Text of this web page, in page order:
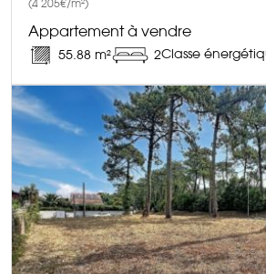
(4 205€/m²)
Appartement à vendre
55.88 m² 2Classe
DÉCOUVRIR CE BIEN